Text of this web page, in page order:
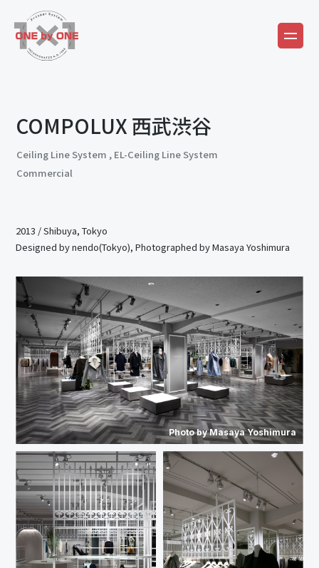
COMPOLUX 西武渋谷
Ceiling Line System , EL-Ceiling Line System
Commercial
2013 /Shibuya, Tokyo
Designed by nendo(Tokyo), Photographed by Masaya Yoshimura
Photo by Masaya Yoshimura